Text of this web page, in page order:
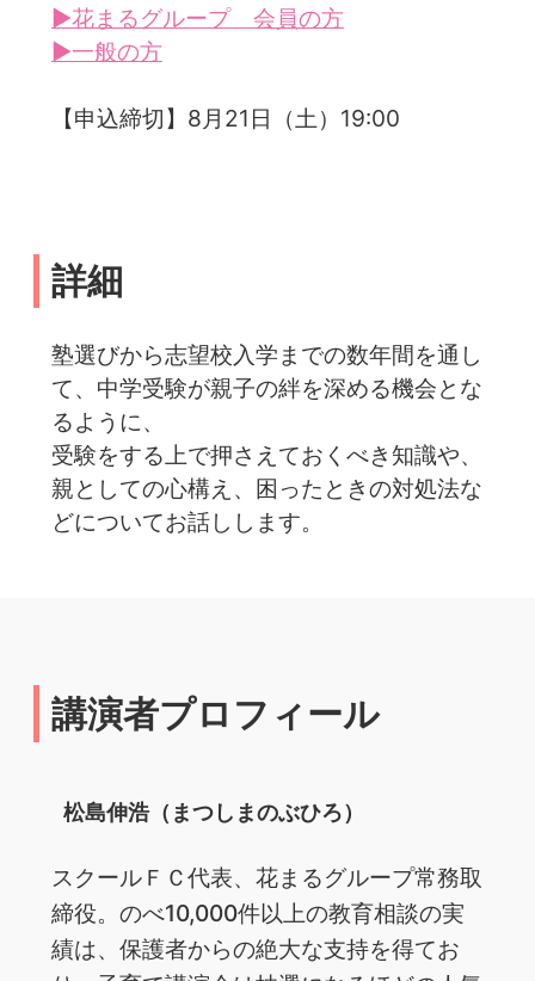
▶花まるグループ 会員の方
▶一般の方
【申込締切】8月21日（土）19:00
詳細
塾選びから志望校入学までの数年間を通し
て、中学受験が親子の絆を深める機会とな
るように、
受験をする上で押さえておくべき知識や、
親としての心構え、困ったときの対処法な
どについてお話しします。
講演者プロフィール
松島伸浩（まつしまのぶひろ）
ス‌クー‌ル‌Ｆ‌Ｃ‌代‌表、‌花‌ま‌る‌グ‌ルー‌プ‌常‌務‌取‌
締‌役。‌の‌べ‌10,000‌件‌以‌上‌の‌教‌育‌相‌談‌の‌実‌
績‌は、‌保‌護‌者‌か‌ら‌の‌絶‌大‌な‌支持を‌得‌て‌お